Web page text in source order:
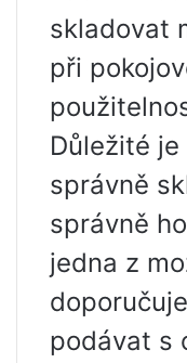
skladovat
při
Důležité
správně
správně
jedna z
podávat s